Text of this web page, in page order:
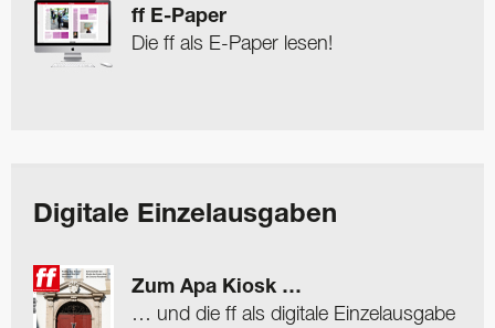
ff E-Paper
Die ff als E-Paper lesen!
Digitale Einzelausgaben
Zum Apa Kiosk …
… und die ff als digitale Einzelausgabe